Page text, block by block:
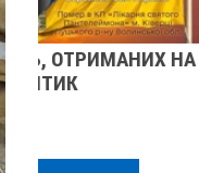
У ПОЛТАВІ
ВОЛОДИМИРОМ